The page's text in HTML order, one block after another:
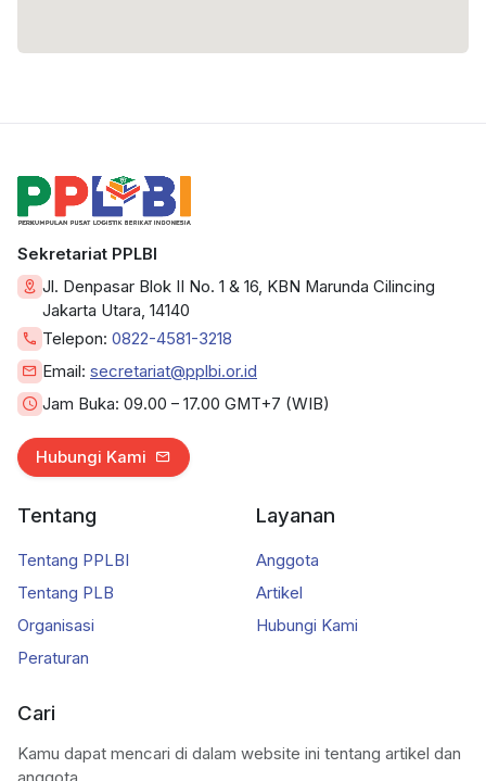
Sekretariat PPLBI
Jl. Denpasar Blok II No. 1 & 16, KBN Marunda Cilincing
Jakarta Utara, 14140
Telepon: 0822-4581-3218
Email: secretariat@pplbi.or.id
Jam Buka: 09.00 – 17.00 GMT+7 (WIB)
Hubungi Kami
Tentang
Tentang PPLBI
Tentang PLB
Organisasi
Peraturan
Layanan
Anggota
Artikel
Hubungi Kami
Cari
Kamu dapat mencari di dalam website ini tentang artikel dan